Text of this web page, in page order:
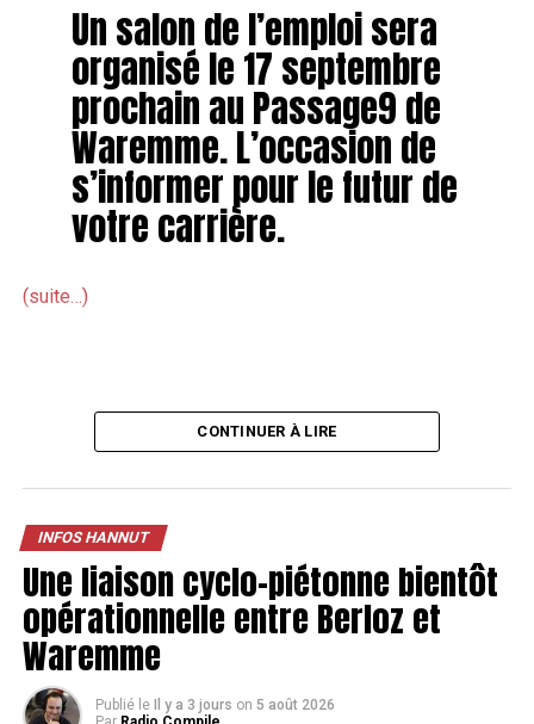
Un salon de l’emploi sera
organisé le 17 septembre
prochain au Passage9 de
Waremme. L’occasion de
s’informer pour le futur de
votre carrière.
(suite…)
CONTINUER À LIRE
INFOS HANNUT
Une liaison cyclo-piétonne bientôt
opérationnelle entre Berloz et
Waremme
Publié le Il y a 3 jours on 5 août 2026